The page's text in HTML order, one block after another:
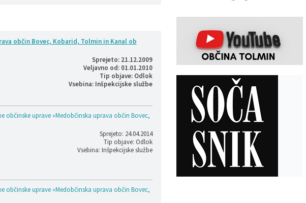
občin Bovec, Kobarid, Tolmin in Kanal ob
Sprejeto: 21.12.2009
Veljavno od: 01.01.2010
Tip objave: Odlok
Vsebina: Inšpekcijske službe
uprave »Medobčinska uprava občin Bovec,
Sprejeto: 24.04.2014
Tip objave: Odlok
Vsebina: Inšpekcijske službe
uprave »Medobčinska uprava občin Bovec,